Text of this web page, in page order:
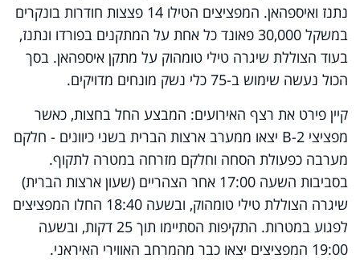
נתנז ואיספהאן. המפציצים הטילו 14 פצצות חודרות בונקרים
במשקל 30,000 פאונד כל אחת על המתקנים בפורדו ונתנז,
בעוד הצוללת שיגרה טילי טומהוק על מתקן איספהאן. בסך
הכול נעשה שימוש ב-75 כלי נשק מונחים מדויקים.
קיין פירט את רצף האירועים: המבצע החל בחצות, כאשר
מפציצי B-2 יצאו ממערב ארצות הברית בשני כיוונים - חלקם
מערבה כפעולת הסחה וחלקם מזרחה במטרה לתקוף.
בסביבות השעה 17:00 אחר הצהריים (שעון ארצות הברית)
שיגרה הצוללת טילי טומהוק, ובשעה 18:40 החלו המפציצים
לפגוע במטרות. התקיפות הסתיימו תוך 25 דקות, ובשעה
19:00 המפציצים יצאו כבר מהמרחב האווירי האיראני.